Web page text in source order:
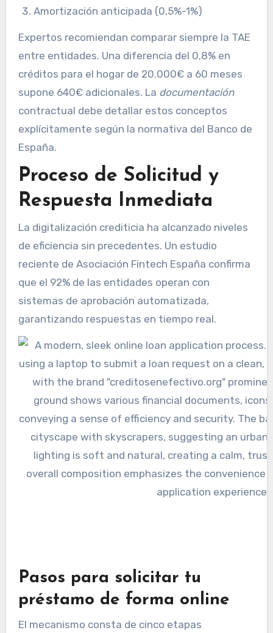
Amortización anticipada (0,5%-1%)
Expertos recomiendan comparar siempre la TAE
entre entidades. Una diferencia del 0,8% en
créditos para el hogar de 20.000€ a 60 meses
supone 640€ adicionales. La documentación
contractual debe detallar estos conceptos
explícitamente según la normativa del Banco de
España.
Proceso de Solicitud y
Respuesta Inmediata
La digitalización crediticia ha alcanzado niveles
de eficiencia sin precedentes. Un estudio
reciente de Asociación Fintech España confirma
que el 92% de las entidades operan con
sistemas de aprobación automatizada,
garantizando respuestas en tiempo real.
Pasos para solicitar tu
préstamo de forma online
El mecanismo consta de cinco etapas